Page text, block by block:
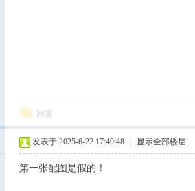
回复
发表于 2025-6-22 17:49:48 显示全部楼层
第一张配图是假的！